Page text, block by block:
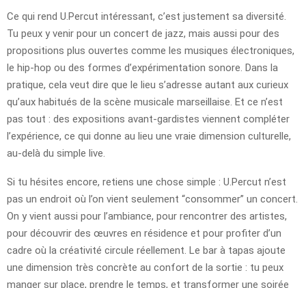
Ce qui rend U.Percut intéressant, c’est justement sa diversité.
Tu peux y venir pour un concert de jazz, mais aussi pour des
propositions plus ouvertes comme les musiques électroniques,
le hip-hop ou des formes d’expérimentation sonore. Dans la
pratique, cela veut dire que le lieu s’adresse autant aux curieux
qu’aux habitués de la scène musicale marseillaise. Et ce n’est
pas tout : des expositions avant-gardistes viennent compléter
l’expérience, ce qui donne au lieu une vraie dimension culturelle,
au-delà du simple live.
Si tu hésites encore, retiens une chose simple : U.Percut n’est
pas un endroit où l’on vient seulement “consommer” un concert.
On y vient aussi pour l’ambiance, pour rencontrer des artistes,
pour découvrir des œuvres en résidence et pour profiter d’un
cadre où la créativité circule réellement. Le bar à tapas ajoute
une dimension très concrète au confort de la sortie : tu peux
manger sur place, prendre le temps, et transformer une soirée